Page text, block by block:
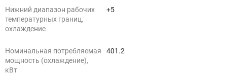
Нижний диапазон рабочих
температурных границ,
охлаждение
+5
Номинальная потребляемая
мощность (охлаждение),
кВт
401.2